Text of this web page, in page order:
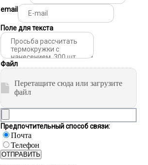
email
Поле для текста
Файл
Перетащите сюда или загрузите
файл
Предпочтительный способ связи:
Почта
Телефон
ОТПРАВИТЬ